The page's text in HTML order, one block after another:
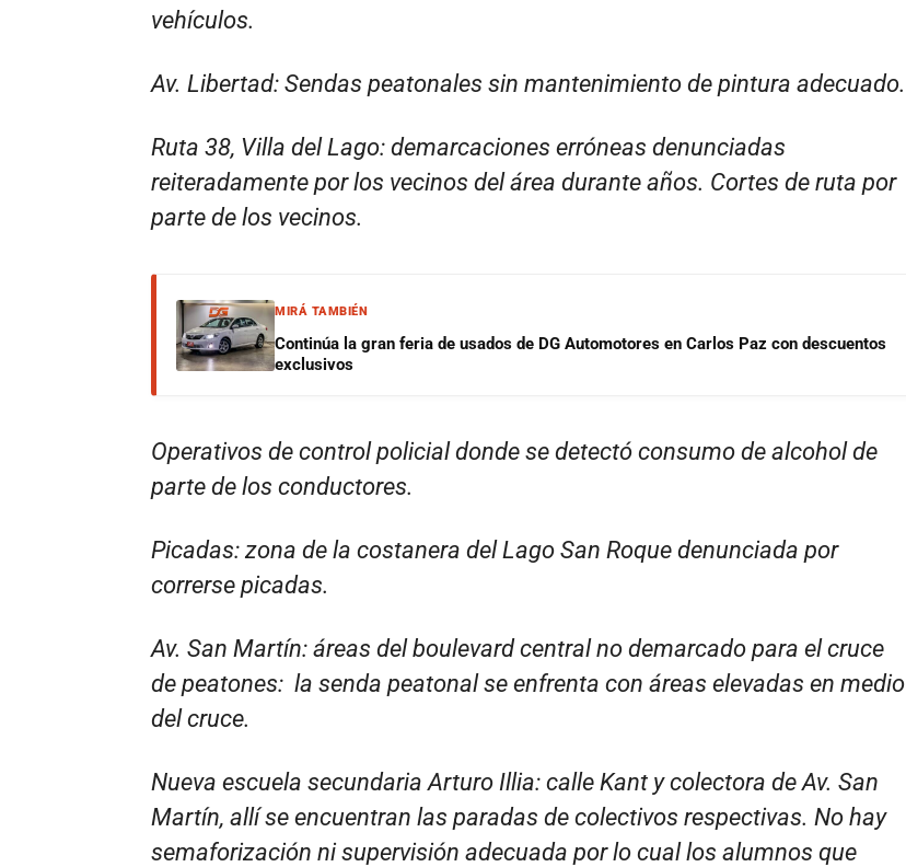
vehículos.
Av. Libertad: Sendas peatonales sin mantenimiento de pintura adecuado.
Ruta 38, Villa del Lago: demarcaciones erróneas denunciadas
reiteradamente por los vecinos del área durante años. Cortes de ruta por
parte de los vecinos.
MIRÁ TAMBIÉN
Continúa la gran feria de usados de DG Automotores en Carlos Paz con descuentos
exclusivos
Operativos de control policial donde se detectó consumo de alcohol de
parte de los conductores.
Picadas: zona de la costanera del Lago San Roque denunciada por
correrse picadas.
Av. San Martín: áreas del boulevard central no demarcado para el cruce
de peatones: la senda peatonal se enfrenta con áreas elevadas en medio
del cruce.
Nueva escuela secundaria Arturo Illia: calle Kant y colectora de Av. San
Martín, allí se encuentran las paradas de colectivos respectivas. No hay
semaforización ni supervisión adecuada por lo cual los alumnos que